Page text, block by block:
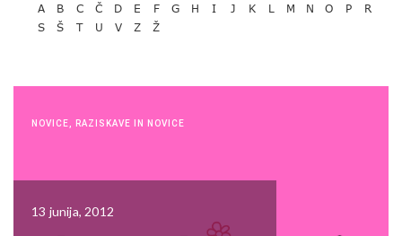
A B C Č D E F G H I J K L M N O P
R
S
Š T U V Z Ž
NOVICE RAZISKAVE IN NOVICE
13 junija, 2012